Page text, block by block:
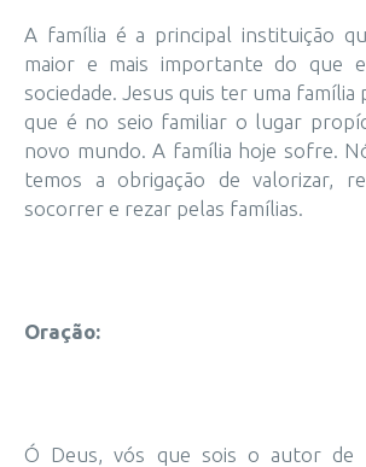
A família é a principal instituição
maior e mais importante do que
sociedade. Jesus quis ter uma
que é no seio familiar o lugar
novo mundo. A família hoje sofre.
temos a obrigação de valorizar,
socorrer e rezar pelas famílias.
Oração:
Ó Deus, vós que sois o autor de